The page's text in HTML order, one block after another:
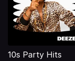
10s Party Hits